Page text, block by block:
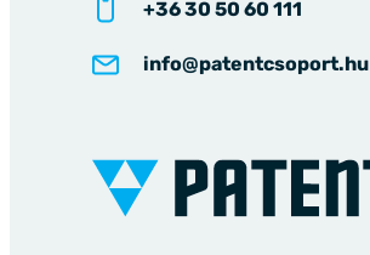
+36 30 50 60 111
info@patentcsoport.hu